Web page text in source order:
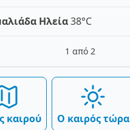
Ηλεία38°C
1 από 2
καιρού Ο καιρός τώρα